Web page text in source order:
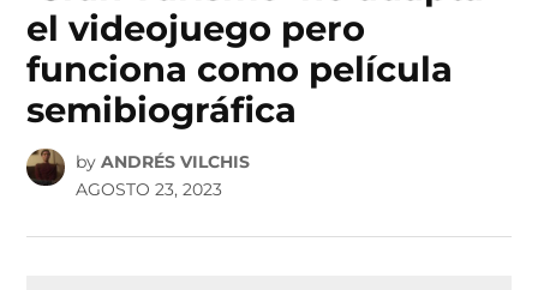
el videojuego pero
funciona como película
semibiográfica
by ANDRÉS VILCHIS
AGOSTO 23, 2023